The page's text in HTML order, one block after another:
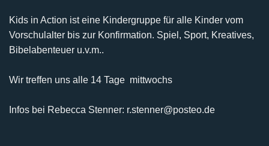
Kids in Action ist eine Kindergruppe für alle Kinder vom
Vorschulalter bis zur Konfirmation. Spiel, Sport, Kreatives,
Bibelabenteuer u.v.m..
Wir treffen uns alle 14 Tage mittwochs
Infos bei Rebecca Stenner: r.stenner@posteo.de